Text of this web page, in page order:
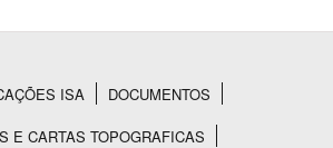
ISA
DOCUMENTOS
E CARTAS TOPOGRAFICAS